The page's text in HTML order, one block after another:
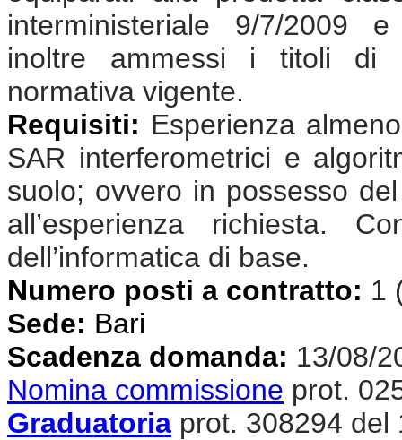
interministeriale 9/7/2009
inoltre ammessi i titoli di
normativa vigente.
Requisiti: Esperienza
SAR interferometrici e
suolo; ovvero in possesso
all’esperienza richiesta.
dell’informatica di base.
Numero posti a contratto: 1
Sede: Bari
Scadenza domanda: 13/08/
Nomina commissione prot.
Graduatoria prot. 308294 del